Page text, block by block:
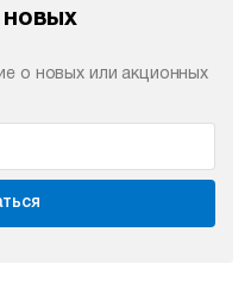
новых
о новых или акционных